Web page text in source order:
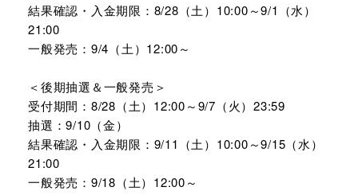
結果確認・入金期限：8/28（土）10:00～9/1（水）
21:00
一般発売：9/4（土）12:00～
＜後期抽選＆一般発売＞
受付期間：8/28（土）12:00～9/7（火）23:59
抽選：9/10（金）
結果確認・入金期限：9/11（土）10:00～9/15（水）
21:00
一般発売：9/18（土）12:00～